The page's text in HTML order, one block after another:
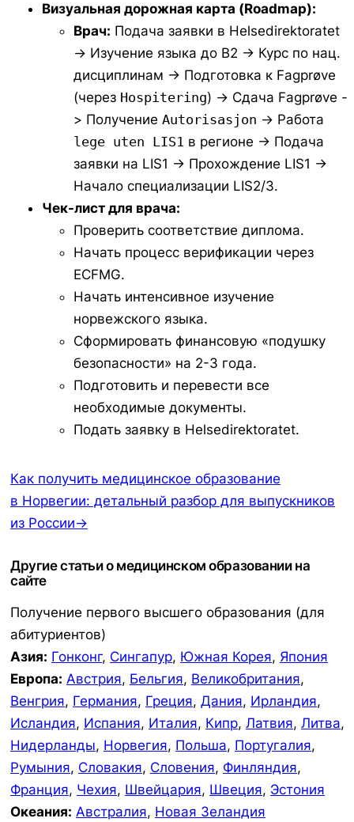
Визуальная дорожная карта (Roadmap):
Врач: Подача заявки в Helsedirektoratet
-> Изучение языка до B2 -> Курс по нац.
дисциплинам -> Подготовка к Fagprøve
(через Hospitering) -> Сдача Fagprøve -
> Получение Autorisasjon -> Работа
lege uten LIS1 в регионе -> Подача
заявки на LIS1 -> Прохождение LIS1 ->
Начало специализации LIS2/3.
Чек-лист для врача:
Проверить соответствие диплома.
Начать процесс верификации через
ECFMG.
Начать интенсивное изучение
норвежского языка.
Сформировать финансовую «подушку
безопасности» на 2-3 года.
Подготовить и перевести все
необходимые документы.
Подать заявку в Helsedirektoratet.
Как получить медицинское образование
в Норвегии: детальный разбор для выпускников
из России→
Другие статьи о медицинском образовании на
сайте
Получение первого высшего образования (для
абитуриентов)
Азия: Гонконг, Сингапур, Южная Корея, Япония
Европа: Австрия, Бельгия, Великобритания,
Венгрия, Германия, Греция, Дания, Ирландия,
Исландия, Испания, Италия, Кипр, Латвия, Литва,
Нидерланды, Норвегия, Польша, Португалия,
Румыния, Словакия, Словения, Финляндия,
Франция, Чехия, Швейцария, Швеция, Эстония
Океания: Австралия, Новая Зеландия